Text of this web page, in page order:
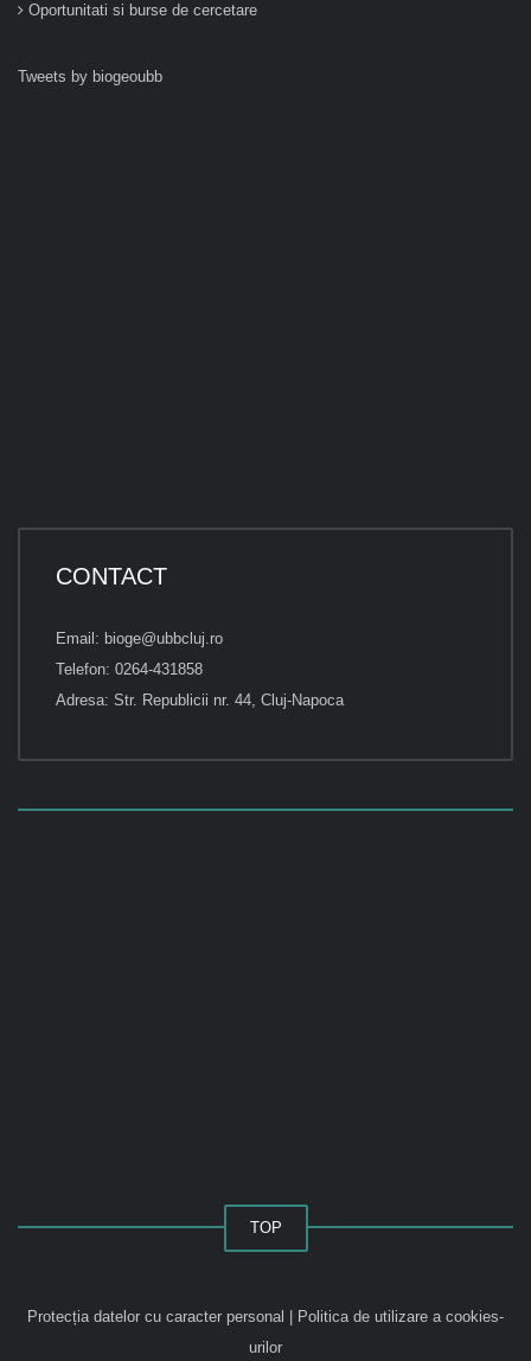
Oportunitati si burse de cercetare
Tweets by biogeoubb
CONTACT
Email: bioge@ubbcluj.ro
Telefon: 0264-431858
Adresa: Str. Republicii nr. 44, Cluj-Napoca
TOP
Protecția datelor cu caracter personal
Politica de utilizare a cookies-
urilor